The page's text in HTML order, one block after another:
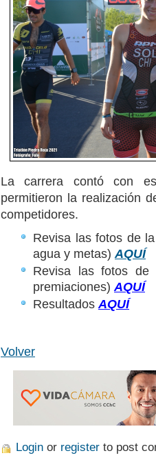
La carrera contó con
permitieron la realización
competidores.
Revisa las fotos de
agua y metas) AQUÍ
Revisa las fotos
premiaciones) AQUÍ
Resultados AQUÍ
Volver
Login or register to post